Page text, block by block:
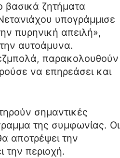
ζητήματα
υπογράμμισε
πυρηνική απειλή»,
αυτοάμυνα.
παρακολουθούν
να επηρεάσει και
σημαντικές
της συμφωνίας. Οι
αποτρέψει την
την περιοχή.